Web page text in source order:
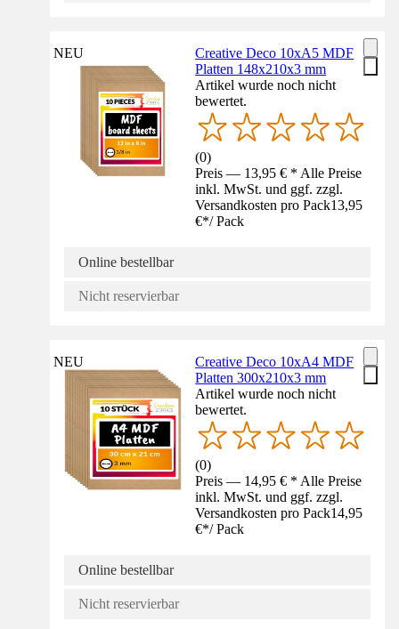
NEU
Creative Deco 10xA5 MDF
Platten 148x210x3 mm
Artikel wurde noch nicht
bewertet.
(0)
Preis — 13,95 € * Alle Preise
inkl. MwSt. und ggf. zzgl.
Versandkosten pro Pack13,95
€*/ Pack
Online bestellbar
Nicht reservierbar
NEU
Creative Deco 10xA4 MDF
Platten 300x210x3 mm
Artikel wurde noch nicht
bewertet.
(0)
Preis — 14,95 € * Alle Preise
inkl. MwSt. und ggf. zzgl.
Versandkosten pro Pack14,95
€*/ Pack
Online bestellbar
Nicht reservierbar